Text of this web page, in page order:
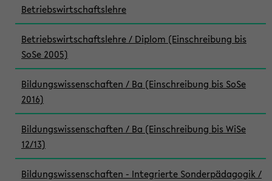
Betriebswirtschaftslehre
Betriebswirtschaftslehre / Diplom (Einschreibung bis
SoSe 2005)
Bildungswissenschaften / Ba (Einschreibung bis SoSe
2016)
Bildungswissenschaften / Ba (Einschreibung bis WiSe
12/13)
Bildungswissenschaften - Integrierte Sonderpädagogik /